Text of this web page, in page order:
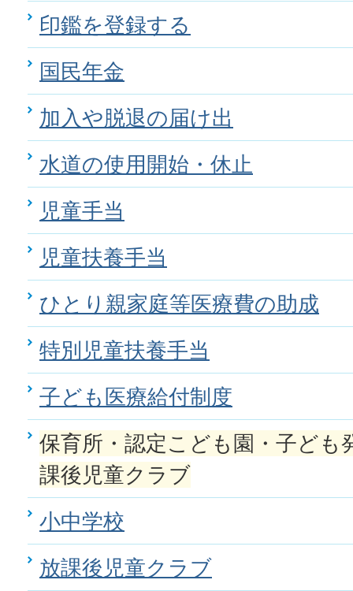
印鑑を登録する
国民年金
加入や脱退の届け出
水道の使用開始・休止
児童手当
児童扶養手当
ひとり親家庭等医療費の助成
特別児童扶養手当
子ども医療給付制度
保育所・認定こども園・子ども
課後児童クラブ
小中学校
放課後児童クラブ